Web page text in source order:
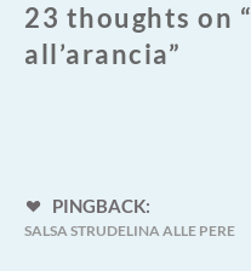
23 thoughts on “
all’arancia”
PINGBACK:
SALSA STRUDELINA ALLE PERE